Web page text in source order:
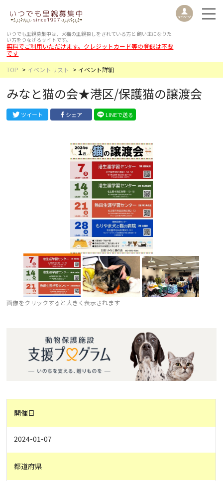
いつでも里親募集中は、犬猫の里親探しをされている方と 飼い主になりた
い方をつなげるサイトです。
無料でご利用いただけます。クレジットカード等の登録は不要
です
TOP
イベントリスト イベント詳細
みなと猫の会★港区/保護猫の譲渡会
ツイート シェア LINEで送る
画像をクリックすると大きく表示されます
開催日
2024-01-07
都道府県